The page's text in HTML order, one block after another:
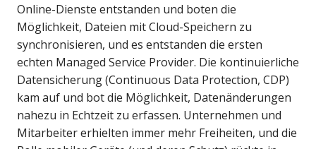
Online-Dienste entstanden und boten die
Möglichkeit, Dateien mit Cloud-Speichern zu
synchronisieren, und es entstanden die ersten
echten Managed Service Provider. Die kontinuierliche
Datensicherung (Continuous Data Protection, CDP)
kam auf und bot die Möglichkeit, Datenänderungen
nahezu in Echtzeit zu erfassen. Unternehmen und
Mitarbeiter erhielten immer mehr Freiheiten, und die